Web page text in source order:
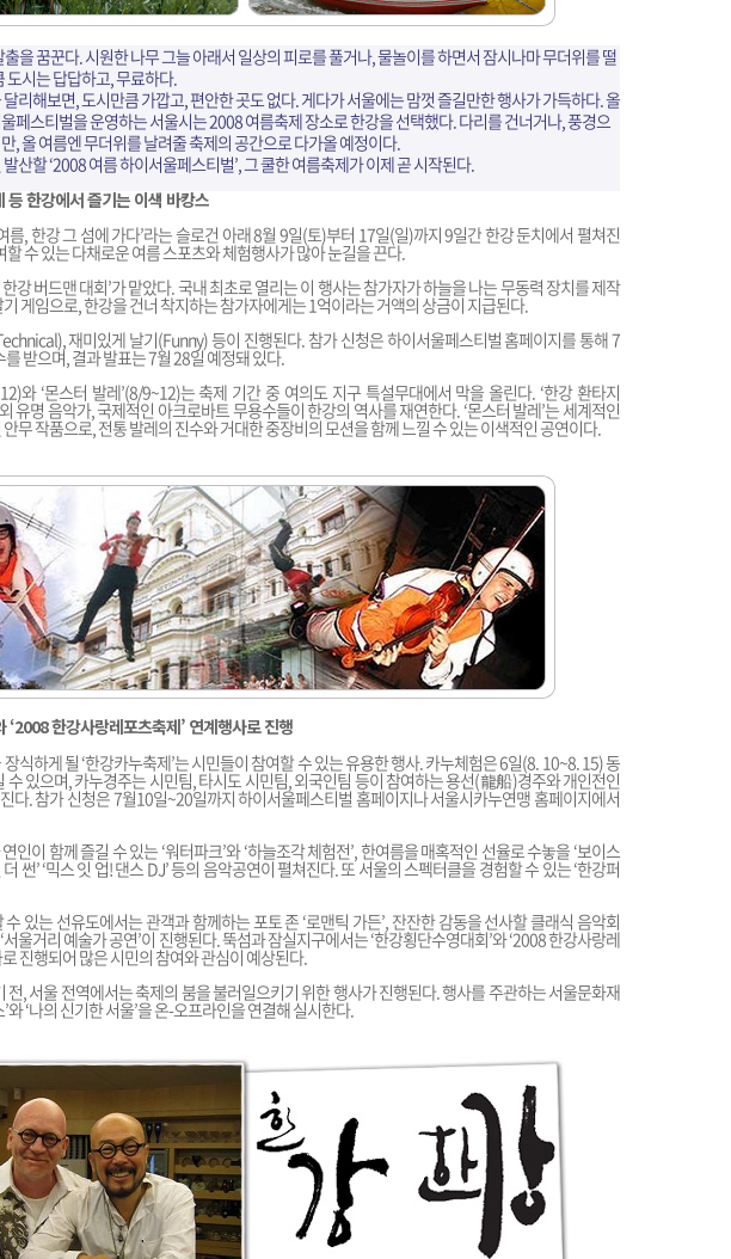
을 꿈꾼다. 시원한 나무 그늘 아래서 일상의 피로를 풀거나, 물놀이를 하면서 잠시나마 무더위를 떨
도시는 답답하고, 무료하다.
리해보면, 도시만큼 가깝고, 편안한 곳도 없다. 게다가 서울에는 맘껏 즐길만한 행사가 가득하다. 올
페스티벌을 운영하는 서울시는 2008 여름축제 장소로 한강을 선택했다. 다리를 건너거나, 풍경으
, 올 여름엔 무더위를 날려줄 축제의 공간으로 다가올 예정이다.
산할 ‘2008 여름 하이서울페스티벌’, 그 쿨한 여름축제가 이제 곧 시작된다.
등 한강에서 즐기는 이색 바캉스
름, 한강 그 섬에 가다’라는 슬로건 아래 8월 9일(토)부터 17일(일)까지 9일간 한강 둔치에서 펼쳐진
할 수 있는 다채로운 여름 스포츠와 체험행사가 많아 눈길을 끈다.
강 버드맨 대회’가 맡았다. 국내 최초로 열리는 이 행사는 참가자가 하늘을 나는 무동력 장치를 제작
게임으로, 한강을 건너 착지하는 참가자에게는 1억이라는 거액의 상금이 지급된다.
재미있게 날기(Funny) 등이 진행된다. 참가 신청은 하이서울페스티벌 홈페이지를 통해 7
받으며, 결과 발표는 7월 28일 예정돼 있다.
와 ‘몬스터 발레’(8/9~12)는 축제 기간 중 여의도 지구 특설무대에서 막을 올린다. ‘한강 환타지
유명 음악가, 국제적인 아크로바트 무용수들이 한강의 역사를 재연한다. ‘몬스터 발레’는 세계적인
무 작품으로, 전통 발레의 진수와 거대한 중장비의 모션을 함께 느낄 수 있는 이색적인 공연이다.
‘2008 한강사랑레포츠축제’ 연계행사로 진행
식하게 될 ‘한강카누축제’는 시민들이 참여할 수 있는 유용한 행사. 카누체험은 6일(8. 10~8. 15) 동
수 있으며, 카누경주는 시민팀, 타시도 시민팀, 외국인팀 등이 참여하는 용선(龍船)경주와 개인전인
다. 참가 신청은 7월10일~20일까지 하이서울페스티벌 홈페이지나 서울시카누연맹 홈페이지에서
인이 함께 즐길 수 있는 ‘워터파크’와 ‘하늘조각 체험전’, 한여름을 매혹적인 선율로 수놓을 ‘보이스
더 썬’ ‘믹스 잇 업! 댄스 DJ’ 등의 음악공연이 펼쳐진다. 또 서울의 스펙터클을 경험할 수 있는 ‘한강퍼
있는 선유도에서는 관객과 함께하는 포토 존 ‘로맨틱 가든’, 잔잔한 감동을 선사할 클래식 음악회
서울거리 예술가 공연’이 진행된다. 뚝섬과 잠실지구에서는 ‘한강횡단수영대회’와 ‘2008 한강사랑레
진행되어 많은 시민의 참여와 관심이 예상된다.
전, 서울 전역에서는 축제의 붐을 불러일으키기 위한 행사가 진행된다. 행사를 주관하는 서울문화재
와 ‘나의 신기한 서울’을 온-오프라인을 연결해 실시한다.